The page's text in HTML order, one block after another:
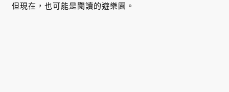
但現在，也可能是閱讀的遊樂園。